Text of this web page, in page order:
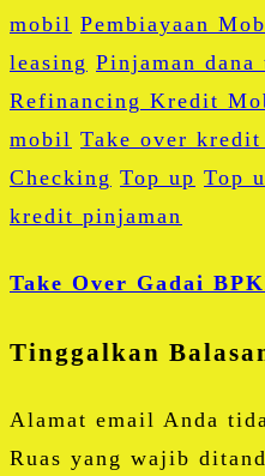
mobil Pembiayaan
leasing Pinjaman dana
Refinancing Kredit
mobil Take over
Checking Top up Top
kredit pinjaman
Take Over Gadai
Tinggalkan
Alamat email Anda
Ruas yang wajib